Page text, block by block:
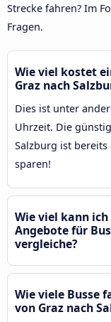
Strecke fahren? Im
Fragen.
Wie viel kostet
Graz nach
Dies ist unter
Uhrzeit. Die
Salzburg ist bereits
sparen!
Wie viel kann
Angebote für
vergleiche?
Wie viele Busse
von Graz nach